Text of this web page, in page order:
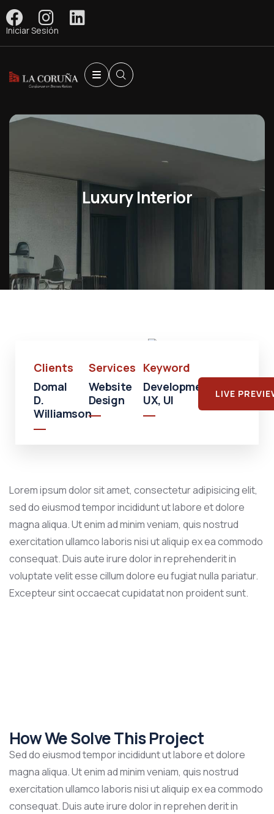
Iniciar Sesión
Luxury Interior
Clients
Domal
D.
Williamson
Services
Website
Design
Keyword
Development,
UX, UI
LIVE
Lorem ipsum dolor sit amet, consectetur adipisicing elit,
sed do eiusmod tempor incididunt ut labore et dolore
magna aliqua. Ut enim ad minim veniam, quis nostrud
exercitation ullamco laboris nisi ut aliquip ex ea commodo
consequat. Duis aute irure dolor in reprehenderit in
voluptate velit esse cillum dolore eu fugiat nulla pariatur.
Excepteur sint occaecat cupidatat non proident sunt.
How We Solve This Project
Sed do eiusmod tempor incididunt ut labore et dolore
magna aliqua. Ut enim ad minim veniam, quis nostrud
exercitation ullamco laboris nisi ut aliquip ex ea commodo
consequat. Duis aute irure dolor in reprehen derit in